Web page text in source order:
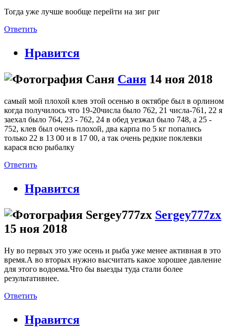
Тогда уже лучше вообще перейти на зиг риг
Ответить
Нравится
Саня 14 ноя 2018
самый мой плохой клев этой осенью в октябре был в орлином
когда получилось что 19-20числа было 762, 21 числа-761, 22 я
заехал было 764, 23 - 762, 24 в обед уезжал было 748, а 25 -
752, клев был очень плохой, два карпа по 5 кг попались
только 22 в 13 00 и в 17 00, а так очень редкие поклевки
карася всю рыбалку
Ответить
Нравится
Sergey777zx
15 ноя 2018
Ну во первых это уже осень и рыба уже менее активная в это
время.А во вторых нужно высчитать какое хорошее давление
для этого водоема.Что бы выезды туда стали более
результативнее.
Ответить
Нравится